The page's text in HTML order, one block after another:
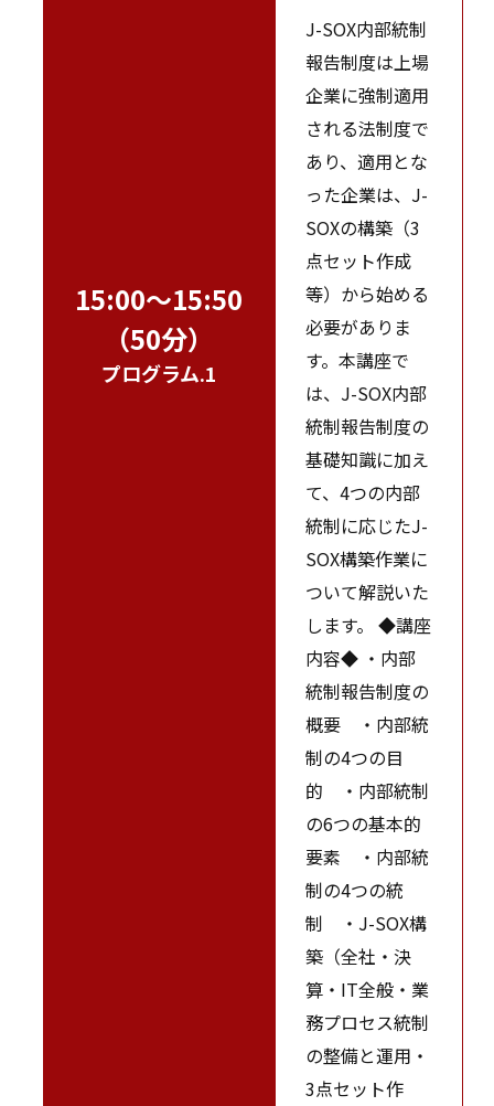
15:00～15:50
（50分）
プログラム.1
J-SOX内部統制
報告制度は上場
企業に強制適用
される法制度で
あり、適用とな
った企業は、J-
SOXの構築（3
点セット作成
等）から始める
必要がありま
す。本講座で
は、J-SOX内部
統制報告制度の
基礎知識に加え
て、4つの内部
統制に応じたJ-
SOX構築作業に
ついて解説いた
します。 ◆講座
内容◆ ・内部
統制報告制度の
概要 ・内部統
制の4つの目
的 ・内部統制
の6つの基本的
要素 ・内部統
制の4つの統
制 ・J-SOX構
築（全社・決
算・IT全般・業
務プロセス統制
の整備と運用・
3点セット作